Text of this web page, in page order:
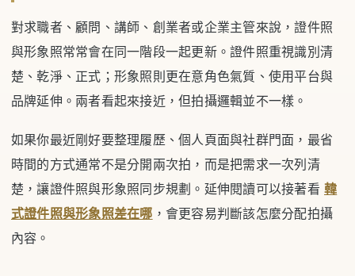
對求職者、顧問、講師、創業者或企業主管來說，證件照
與形象照常常會在同一階段一起更新。證件照重視識別清
楚、乾淨、正式；形象照則更在意角色氣質、使用平台與
品牌延伸。兩者看起來接近，但拍攝邏輯並不一樣。
如果你最近剛好要整理履歷、個人頁面與社群門面，最省
時間的方式通常不是分開兩次拍，而是把需求一次列清
楚，讓證件照與形象照同步規劃。延伸閱讀可以接著看 韓
式證件照與形象照差在哪 ，會更容易判斷該怎麼分配拍攝
內容。